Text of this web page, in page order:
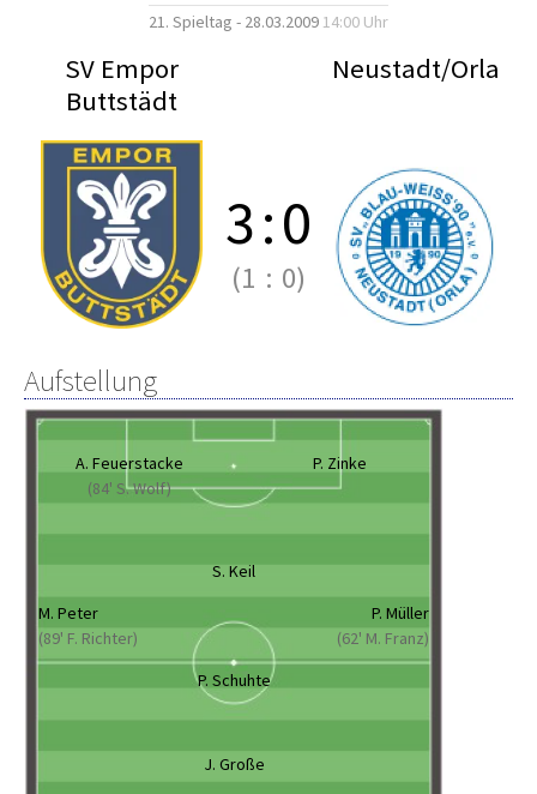
21. Spieltag - 28.03.2009 14:00 Uhr
SV Empor
Buttstädt
Neustadt/Orla
3:0
(1 : 0)
Aufstellung
A. Feuerstacke
(84' S. Wolf)
P. Zinke
S. Keil
M. Peter
(89' F. Richter)
P. Müller
(62' M. Franz)
P. Schuhte
J. Große